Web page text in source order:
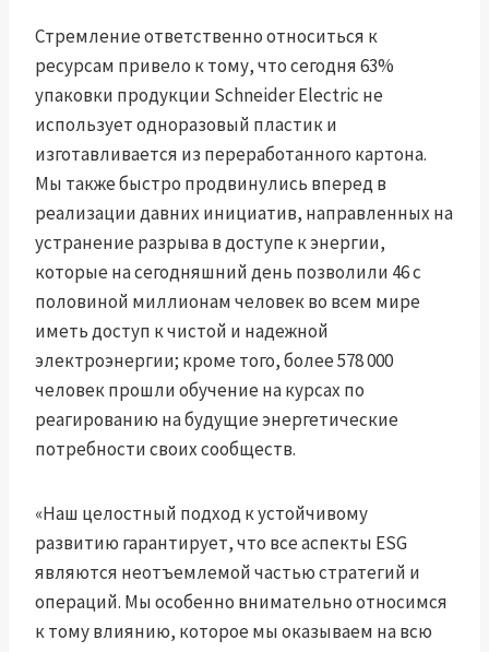
Стремление ответственно относиться к
ресурсам привело к тому, что сегодня 63%
упаковки продукции Schneider Electric не
использует одноразовый пластик и
изготавливается из переработанного картона.
Мы также быстро продвинулись вперед в
реализации давних инициатив, направленных на
устранение разрыва в доступе к энергии,
которые на сегодняшний день позволили 46 с
половиной миллионам человек во всем мире
иметь доступ к чистой и надежной
электроэнергии; кроме того, более 578 000
человек прошли обучение на курсах по
реагированию на будущие энергетические
потребности своих сообществ.
«Наш целостный подход к устойчивому
развитию гарантирует, что все аспекты ESG
являются неотъемлемой частью стратегий и
операций. Мы особенно внимательно относимся
к тому влиянию, которое мы оказываем на всю